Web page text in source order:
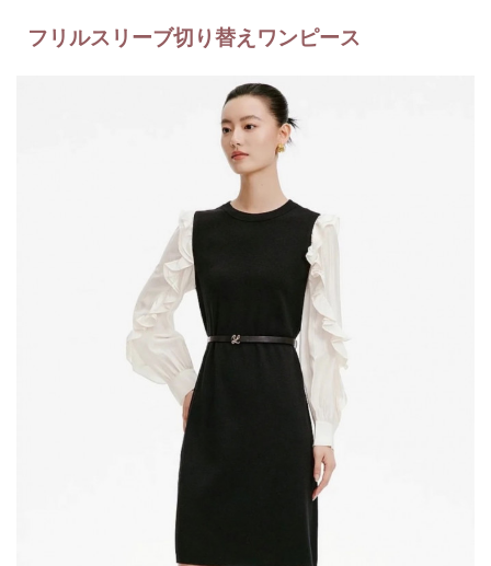
フリルスリーブ切り替えワンピース